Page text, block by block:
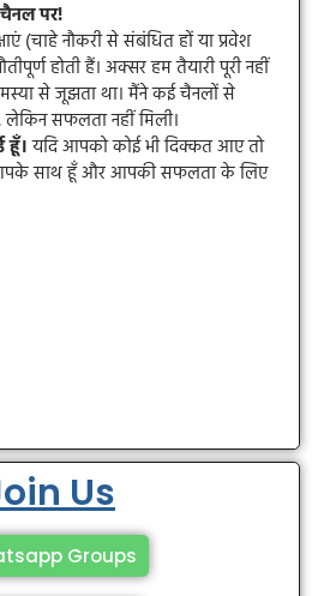
पर!
(चाहे नौकरी से संबंधित हों या प्रवेश
होती हैं। अक्सर हम तैयारी पूरी नहीं
से जूझता था। मैंने कई चैनलों से
सफलता नहीं मिली।
हूँ।यदि आपको कोई भी दिक्कत आए तो
साथ हूँ और आपकी सफलता के लिए
Us
Groups